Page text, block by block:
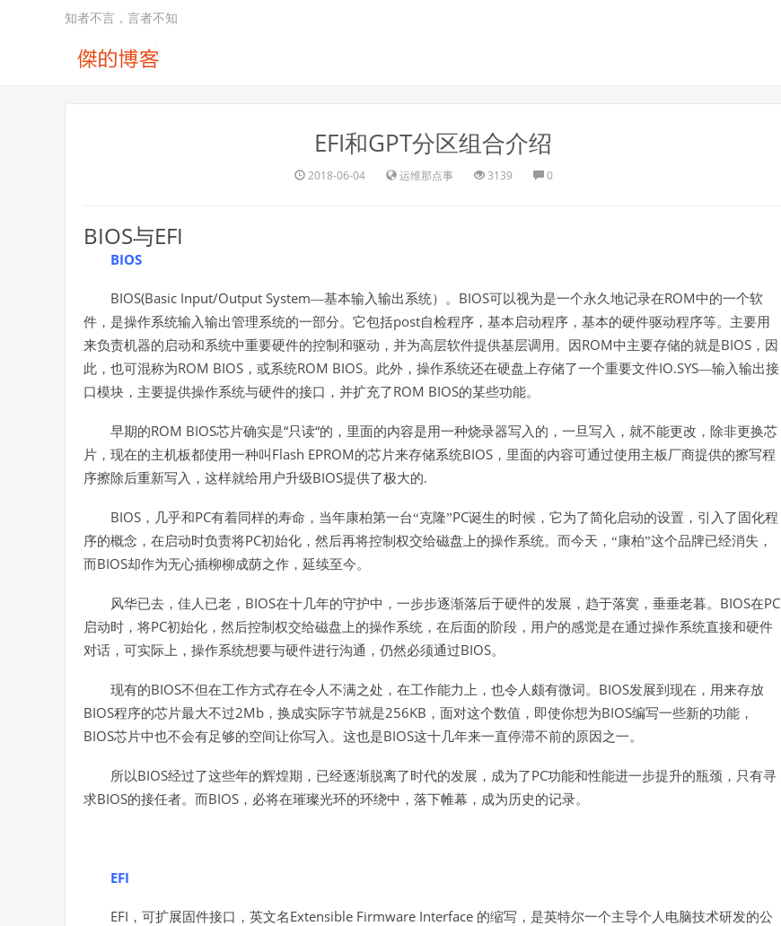
知者不言，言者不知
EFI和GPT分区组合介绍
2018-06-04 运维那点事 3139 0
BIOS与EFI
BIOS
BIOS(Basic Input/Output System—基本输入输出系统）。 BIOS可以视为是一个永久地记录在ROM中的一个软
件，是操作系统输入输出管理系统的一部分。它包括post自检程序，基本启动程序，基本的硬件驱动程序等。主要用
来负责机器的启动和系统中重要硬件的控制和驱动，并为高层软件提供基层调用。因 ROM中主要存储的就是BIOS ，因
此，也可混称为ROM BIOS ，或系统ROM BIOS。此外，操作系统还在硬盘上存储了一个重要文件IO.SYS—输入输出接
口模块，主要提供操作系统与硬件的接口，并扩充了ROM BIOS的某些功能。
早期的ROM BIOS芯片确实是“只读“的，里面的内容是用一种烧录器写入的，一旦写入，就不能更改，除非更换芯
片，现在的主机板都使用一种叫 Flash EPROM的芯片来存储系统BIOS ，里面的内容可通过使用主板厂商提供的擦写程
序擦除后重新写入，这样就给用户升级BIOS提供了极大的.
BIOS ，几乎和PC有着同样的寿命，当年康柏第一台“克隆”PC诞生的时候，它为了简化启动的设置，引入了固化程
序的概念，在启动时负责将PC初始化，然后再将控制权交给磁盘上的操作系统。而今天，“康柏”这个品牌已经消失，
而BIOS却作为无心插柳柳成荫之作，延续至今。
风华已去，佳人已老， BIOS在十几年的守护中，一步步逐渐落后于硬件的发展，趋于落寞，垂垂老暮。 BIOS在PC
启动时，将PC初始化，然后控制权交给磁盘上的操作系统，在后面的阶段，用户的感觉是在通过操作系统直接和硬件
对话，可实际上，操作系统想要与硬件进行沟通，仍然必须通过BIOS。
现有的BIOS不但在工作方式存在令人不满之处，在工作能力上，也令人颇有微词。 BIOS发展到现在，用来存放
BIOS程序的芯片最大不过2Mb ，换成实际字节就是256KB ，面对这个数值，即使你想为BIOS编写一些新的功能，
BIOS芯片中也不会有足够的空间让你写入。这也是BIOS这十几年来一直停滞不前的原因之一。
所以BIOS经过了这些年的辉煌期，已经逐渐脱离了时代的发展，成为了PC功能和性能进一步提升的瓶颈，只有寻
求BIOS的接任者。而BIOS ，必将在璀璨光环的环绕中，落下帷幕，成为历史的记录。
EFI
EFI ，可扩展固件接口，英文名Extensible Firmware Interface 的缩写，是英特尔一个主导个人电脑技术研发的公